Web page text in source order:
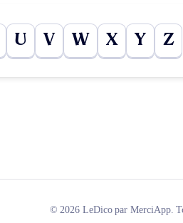
U V W X Y Z
© 2026 LeDico par MerciApp.